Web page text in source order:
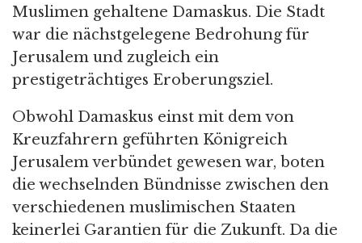
Muslimen gehaltene Damaskus. Die Stadt
war die nächstgelegene Bedrohung für
Jerusalem und zugleich ein
prestigeträchtiges Eroberungsziel.
Obwohl Damaskus einst mit dem von
Kreuzfahrern geführten Königreich
Jerusalem verbündet gewesen war, boten
die wechselnden Bündnisse zwischen den
verschiedenen muslimischen Staaten
keinerlei Garantien für die Zukunft. Da die